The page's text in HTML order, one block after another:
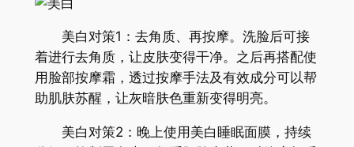
美白对策1：去角质、再按摩。洗脸后可接
着进行去角质，让皮肤变得干净。之后再搭配使
用脸部按摩霜，透过按摩手法及有效成分可以帮
助肌肤苏醒，让灰暗肤色重新变得明亮。
美白对策2：晚上使用美白睡眠面膜，持续